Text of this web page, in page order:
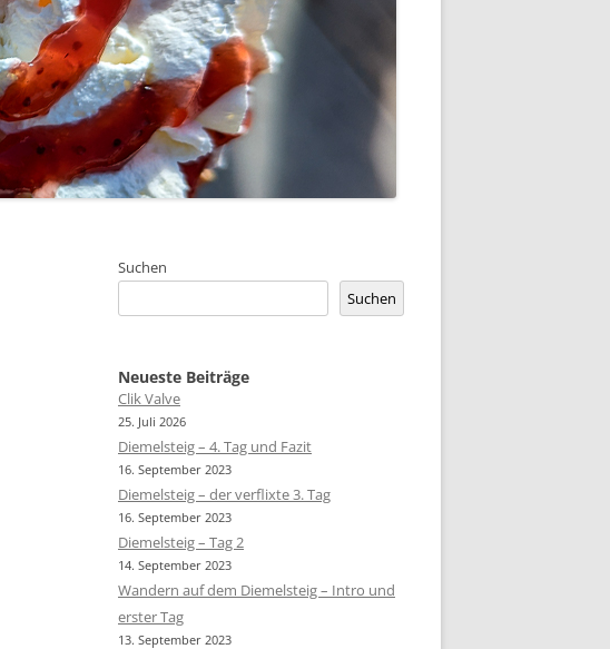
Suchen
Suchen
Neueste Beiträge
Clik Valve
25. Juli 2026
Diemelsteig – 4. Tag und Fazit
16. September 2023
Diemelsteig – der verflixte 3. Tag
16. September 2023
Diemelsteig – Tag 2
14. September 2023
Wandern auf dem Diemelsteig – Intro und
erster Tag
13. September 2023